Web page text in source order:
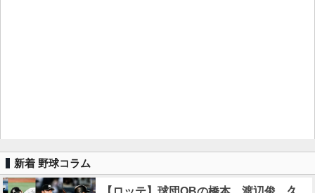
新着 野球コラム